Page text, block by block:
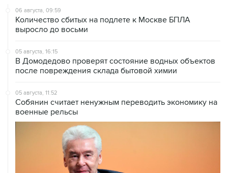
06 августа, 09:59
Количество сбитых на подлете к Москве БПЛА
выросло до восьми
05 августа, 16:15
В Домодедово проверят состояние водных объектов
после повреждения склада бытовой химии
05 августа, 11:52
Собянин считает ненужным переводить экономику на
военные рельсы